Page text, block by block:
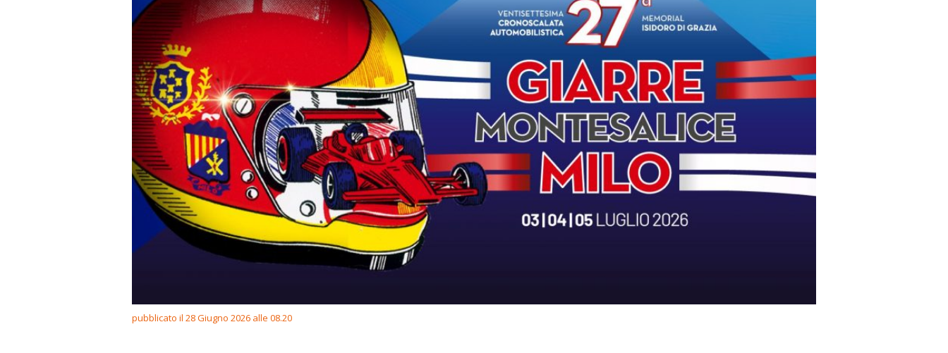
pubblicato il 28 Giugno 2026 alle 08.20